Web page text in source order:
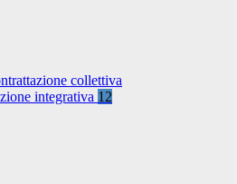
collettiva
integrativa 12